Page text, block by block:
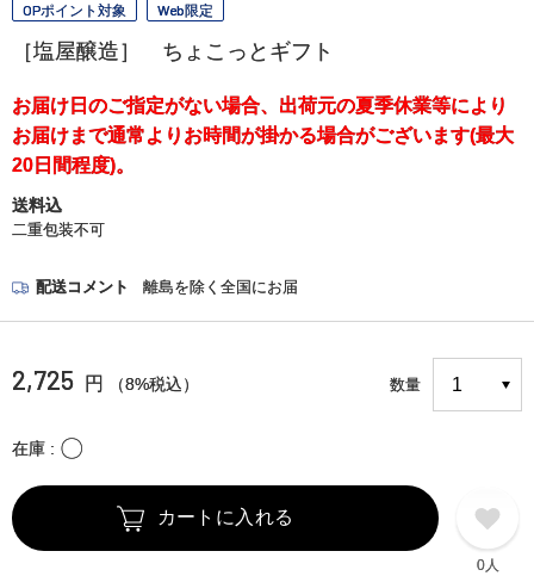
OPポイント対象 Web限定
［塩屋醸造］ ちょこっとギフト
お届け日のご指定がない場合、出荷元の夏季休業等により
お届けまで通常よりお時間が掛かる場合がございます(最大
20日間程度)。
送料込
二重包装不可
配送コメント 離島を除く全国にお届
2,725 円 （8%税込） 数量
在庫 〇
カートに入れる
0人